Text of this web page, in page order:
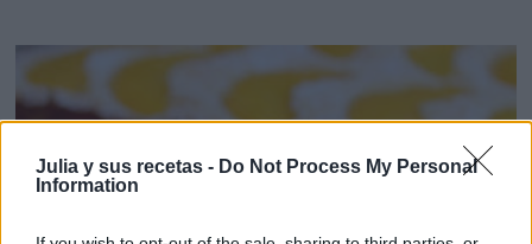
Julia y sus recetas - Do Not Process My Personal
Information